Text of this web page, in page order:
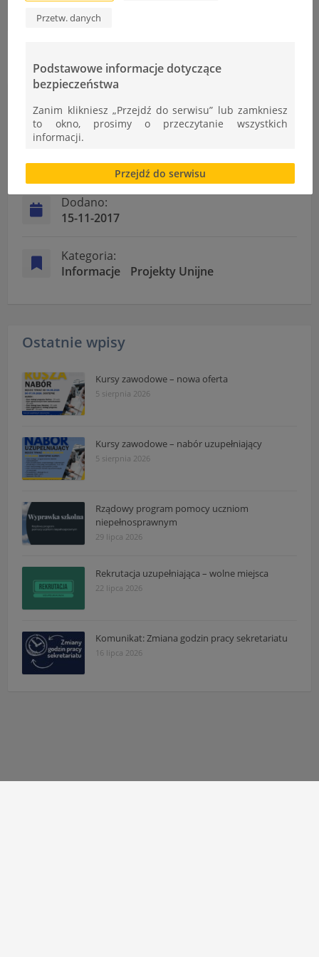
Informacje
Ł.Cudek
Dodano:
15-11-2017
Kategoria:
Informacje
Projekty Unijne
Ostatnie wpisy
Kursy zawodowe – nowa oferta
5 sierpnia 2026
Kursy zawodowe – nabór uzupełniający
5 sierpnia 2026
Rządowy program pomocy uczniom
niepełnosprawnym
29 lipca 2026
Rekrutacja uzupełniająca – wolne miejsca
22 lipca 2026
Komunikat: Zmiana godzin pracy sekretariatu
16 lipca 2026
Przetw. danych
Podstawowe informacje dotyczące
bezpieczeństwa
Zanim klikniesz „Przejdź do serwisu” lub zamkniesz
to okno, prosimy o przeczytanie wszystkich
informacji.
Brak zgody bądź ograniczenie funkcjonalności plików
cookies lub local storage, może utrudnić lub
uniemożliwić korzystanie z Serwisu.
Informacje dotyczące polityki prywatności oraz
przetwarzania danych osobowych dostępne są cały
"Nasza szkoła" > "Bezpieczeństwo"
Przejdź do serwisu